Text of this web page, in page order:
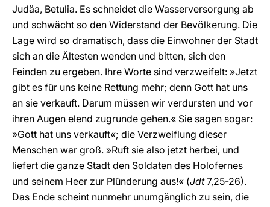
Judäa, Betulia. Es schneidet die Wasserversorgung ab
und schwächt so den Widerstand der Bevölkerung. Die
Lage wird so dramatisch, dass die Einwohner der Stadt
sich an die Ältesten wenden und bitten, sich den
Feinden zu ergeben. Ihre Worte sind verzweifelt: »Jetzt
gibt es für uns keine Rettung mehr; denn Gott hat uns
an sie verkauft. Darum müssen wir verdursten und vor
ihren Augen elend zugrunde gehen.« Sie sagen sogar:
»Gott hat uns verkauft«; die Verzweiflung dieser
Menschen war groß. »Ruft sie also jetzt herbei, und
liefert die ganze Stadt den Soldaten des Holofernes
und seinem Heer zur Plünderung aus!« (Jdt7,25-26).
Das Ende scheint nunmehr unumgänglich zu sein, die